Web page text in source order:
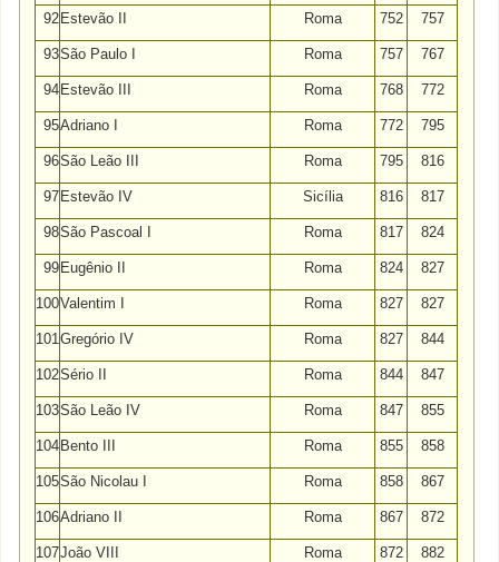
92 Estevão II Roma 752 757
93São Paulo I Roma 757 767
94 Estevão III Roma 768 772
95Adriano I Roma 772 795
96São Leão III Roma 795 816
97 Estevão IV Sicília 816 817
98São Pascoal I Roma 817 824
99 Eugênio II Roma 824 827
100Valentim I Roma 827 827
101Gregório IV Roma 827 844
102Sério II Roma 844 847
103São Leão IV Roma 847 855
104 Bento III Roma 855 858
105São Nicolau I Roma 858 867
106Adriano II Roma 867 872
107João VIII Roma 872 882